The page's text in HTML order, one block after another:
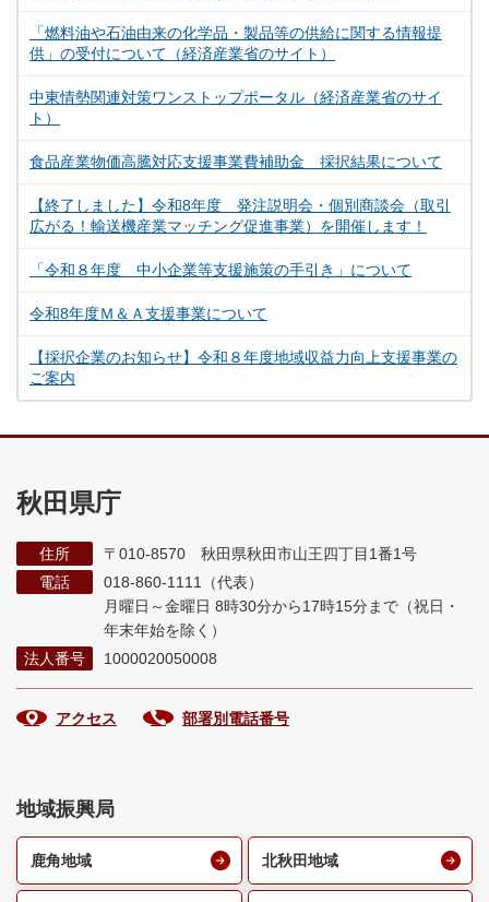
「燃料油や石油由来の化学品・製品等の供給に関する情報提
供」の受付について（経済産業省のサイト）
中東情勢関連対策ワンストップポータル（経済産業省のサイ
ト）
食品産業物価高騰対応支援事業費補助金 採択結果について
【終了しました】令和8年度 発注説明会・個別商談会（取引
広がる！輸送機産業マッチング促進事業）を開催します！
「令和８年度 中小企業等支援施策の手引き」について
令和8年度Ｍ＆Ａ支援事業について
【採択企業のお知らせ】令和８年度地域収益力向上支援事業の
ご案内
秋田県庁
住所
〒010-8570 秋田県秋田市山王四丁目1番1号
電話
018-860-1111（代表）
月曜日～金曜日 8時30分から17時15分まで （祝日・
年末年始を除く）
法人番号
1000020050008
アクセス 部署別電話番号
地域振興局
鹿角地域 北秋田地域